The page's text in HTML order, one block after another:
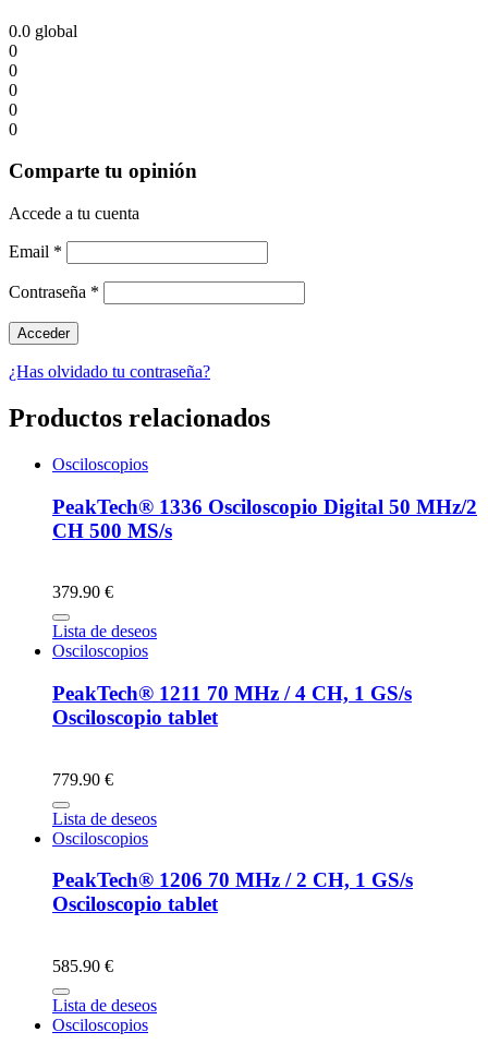
0.0 global
0
0
0
0
0
Comparte tu opinión
Accede a tu cuenta
Email *
Contraseña *
¿Has olvidado tu contraseña?
Productos relacionados
Osciloscopios
PeakTech® 1336 Osciloscopio Digital 50 MHz/2
CH 500 MS/s
379.90 €
Lista de deseos
Osciloscopios
PeakTech® 1211 70 MHz / 4 CH, 1 GS/s
Osciloscopio tablet
779.90 €
Lista de deseos
Osciloscopios
PeakTech® 1206 70 MHz / 2 CH, 1 GS/s
Osciloscopio tablet
585.90 €
Lista de deseos
Osciloscopios